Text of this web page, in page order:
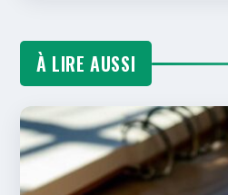
À LIRE AUSSI